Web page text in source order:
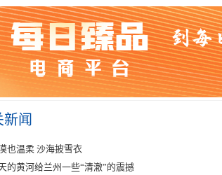
闻
也温柔 沙海披雪衣
的黄河给兰州一些“清澈”的震撼